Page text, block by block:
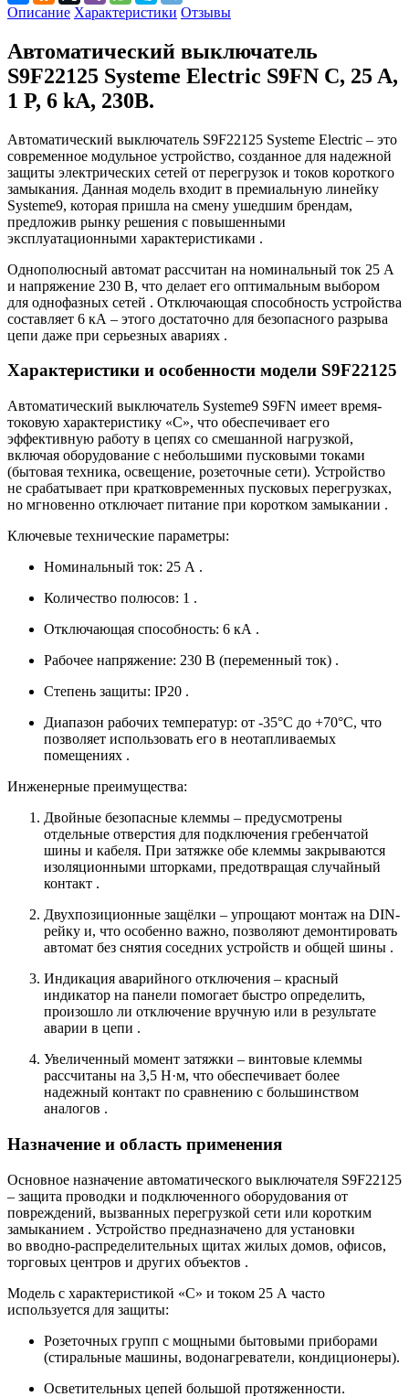
Описание Характеристики Отзывы
Автоматический выключатель
S9F22125 Systeme Electric S9FN C, 25 A,
1 P, 6 kA, 230В.
Автоматический выключатель S9F22125 Systeme Electric – это
современное модульное устройство, созданное для надежной
защиты электрических сетей от перегрузок и токов короткого
замыкания. Данная модель входит в премиальную линейку
Systeme9, которая пришла на смену ушедшим брендам,
предложив рынку решения с повышенными
эксплуатационными характеристиками .
Однополюсный автомат рассчитан на номинальный ток 25 А
и напряжение 230 В, что делает его оптимальным выбором
для однофазных сетей . Отключающая способность устройства
составляет 6 кА – этого достаточно для безопасного разрыва
цепи даже при серьезных авариях .
Характеристики и особенности модели S9F22125
Автоматический выключатель Systeme9 S9FN имеет время-
токовую характеристику «C», что обеспечивает его
эффективную работу в цепях со смешанной нагрузкой,
включая оборудование с небольшими пусковыми токами
(бытовая техника, освещение, розеточные сети). Устройство
не срабатывает при кратковременных пусковых перегрузках,
но мгновенно отключает питание при коротком замыкании .
Ключевые технические параметры:
Номинальный ток: 25 А .
Количество полюсов: 1 .
Отключающая способность: 6 кА .
Рабочее напряжение: 230 В (переменный ток) .
Степень защиты: IP20 .
Диапазон рабочих температур: от -35°C до +70°C, что
позволяет использовать его в неотапливаемых
помещениях .
Инженерные преимущества:
Двойные безопасные клеммы – предусмотрены
отдельные отверстия для подключения гребенчатой
шины и кабеля. При затяжке обе клеммы закрываются
изоляционными шторками, предотвращая случайный
контакт .
Двухпозиционные защёлки – упрощают монтаж на DIN-
рейку и, что особенно важно, позволяют демонтировать
автомат без снятия соседних устройств и общей шины .
Индикация аварийного отключения – красный
индикатор на панели помогает быстро определить,
произошло ли отключение вручную или в результате
аварии в цепи .
Увеличенный момент затяжки – винтовые клеммы
рассчитаны на 3,5 Н·м, что обеспечивает более
надежный контакт по сравнению с большинством
аналогов .
Назначение и область применения
Основное назначение автоматического выключателя S9F22125
– защита проводки и подключенного оборудования от
повреждений, вызванных перегрузкой сети или коротким
замыканием . Устройство предназначено для установки
во вводно-распределительных щитах жилых домов, офисов,
торговых центров и других объектов .
Модель с характеристикой «C» и током 25 А часто
используется для защиты:
Розеточных групп с мощными бытовыми приборами
(стиральные машины, водонагреватели, кондиционеры).
Осветительных цепей большой протяженности.